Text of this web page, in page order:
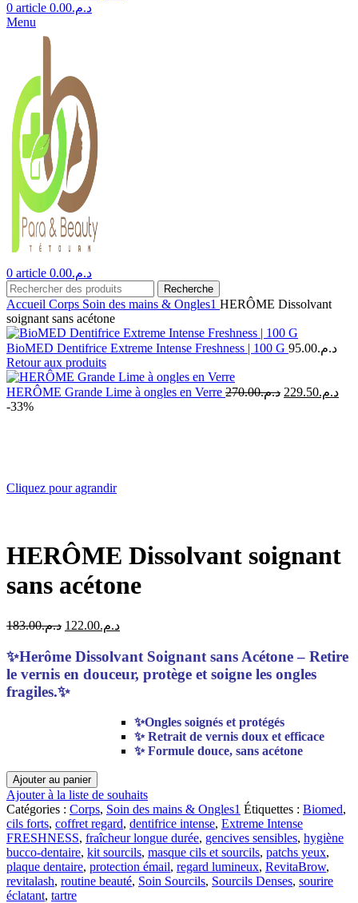
0 article د.م.0.00
Menu
0 article د.م.0.00
Recherche
Accueil Corps Soin des mains & Ongles1 HERÔME Dissolvant
soignant sans acétone
BioMED Dentifrice Extreme Intense Freshness | 100 G د.م.95.00
Retour aux produits
HERÔME Grande Lime à ongles en Verre د.م.270.00
Le
د.م.229.50
Le
-33%
Cliquez pour agrandir
HERÔME Dissolvant soignant
sans acétone
د.م.183.00
Le
initial
était :
د.م.183.00.
د.م.122.00
Le
actuel
د.م.122.00.
✨Herôme Dissolvant Soignant sans Acétone – Retire
le vernis en douceur, protège et soigne les ongles
fragiles.✨
✨Ongles soignés et protégés
✨ Retrait de vernis doux et efficace
✨ Formule douce, sans acétone
quantité
de
HERÔME
Dissolvant
soignant
sans
acétone
Ajouter au panier
Ajouter à la liste de souhaits
Catégories : Corps, Soin des mains & Ongles1 Étiquettes : Biomed,
cils forts, coffret regard, dentifrice intense, Extreme Intense
FRESHNESS, fraîcheur longue durée, gencives sensibles, hygiène
bucco-dentaire, kit sourcils, masque cils et sourcils, patchs yeux,
plaque dentaire, protection émail, regard lumineux, RevitaBrow,
revitalash, routine beauté, Soin Sourcils, Sourcils Denses, sourire
éclatant, tartre